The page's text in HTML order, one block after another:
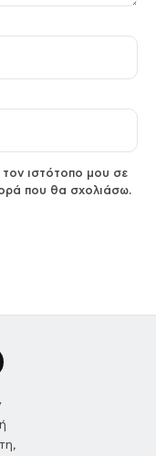
ιστότοπο μου σε
που θα σχολιάσω.